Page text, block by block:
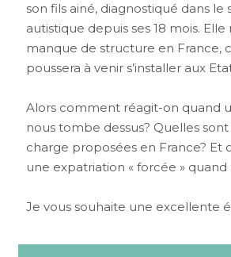
son fils ainé, diagnostiqué dans le
autistique depuis ses 18 mois.
manque de structure en France,
poussera à venir s’installer aux
Alors comment réagit-on quand
nous tombe dessus? Quelles sont
charge proposées en France? Et
une expatriation « forcée » quand
Je vous souhaite une excellente